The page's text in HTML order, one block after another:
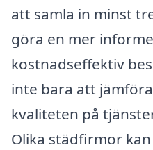
att samla in minst
göra en mer
kostnadseffektiv
inte bara att
kvaliteten på
Olika städfirmor